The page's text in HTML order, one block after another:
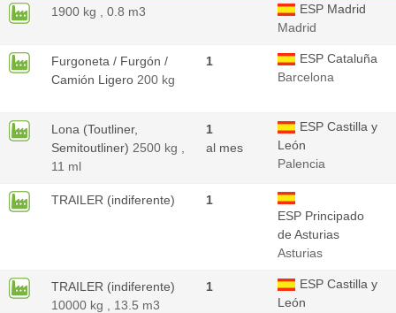
1900 kg , 0.8 m3
ESP Madrid
Madrid
Furgoneta / Furgón /
Camión Ligero 200 kg
1
ESP Cataluña
Barcelona
Lona (Toutliner,
Semitoutliner) 2500 kg ,
11 ml
1
al mes
ESP Castilla y
León
Palencia
TRAILER (indiferente)
1
ESP Principado
de Asturias
Asturias
TRAILER (indiferente)
10000 kg , 13.5 m3
1
ESP Castilla y
León